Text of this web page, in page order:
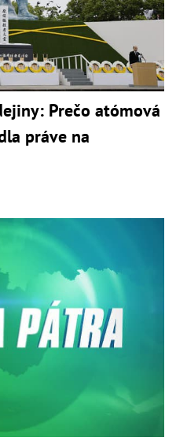
Prečo atómová
práve na